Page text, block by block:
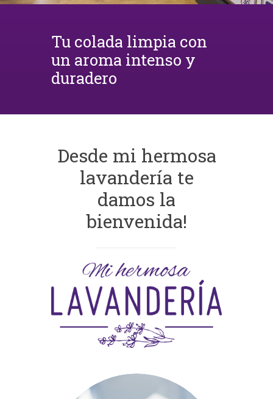
Tu colada limpia con
un aroma intenso y
duradero
Desde mi hermosa
lavandería te
damos la
bienvenida!